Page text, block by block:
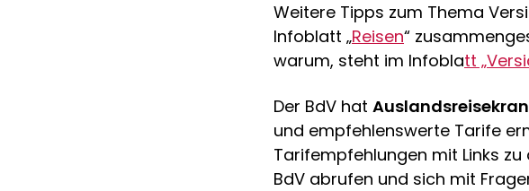
Weitere Tipps zum Thema
Infoblatt „Reisen“
warum, steht im Infoblatt
Der BdV hat
und empfehlenswerte Tarife
Tarifempfehlungen mit Links
BdV abrufen und sich mit